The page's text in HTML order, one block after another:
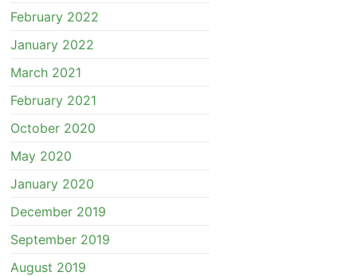
February 2022
January 2022
March 2021
February 2021
October 2020
May 2020
January 2020
December 2019
September 2019
August 2019